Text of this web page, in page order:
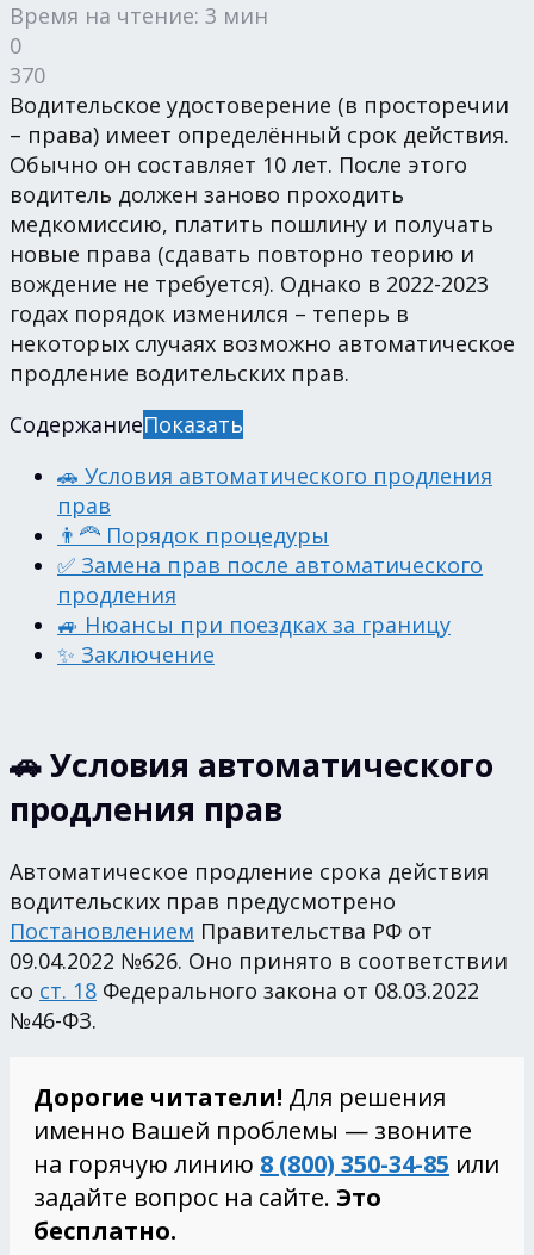
Время на чтение: 3 мин
0
370
Водительское удостоверение (в просторечии
– права) имеет определённый срок действия.
Обычно он составляет 10 лет. После этого
водитель должен заново проходить
медкомиссию, платить пошлину и получать
новые права (сдавать повторно теорию и
вождение не требуется). Однако в 2022-2023
годах порядок изменился – теперь в
некоторых случаях возможно автоматическое
продление водительских прав.
СодержаниеПоказать
🚗 Условия автоматического продления
прав
👨‍🦰 Порядок процедуры
✅ Замена прав после автоматического
продления
🚙 Нюансы при поездках за границу
✨ Заключение
🚗 Условия автоматического
продления прав
Автоматическое продление срока действия
водительских прав предусмотрено
Постановлением Правительства РФ от
09.04.2022 №626. Оно принято в соответствии
со ст. 18 Федерального закона от 08.03.2022
№46-ФЗ.
Дорогие читатели! Для решения
именно Вашей проблемы — звоните
на горячую линию 8 (800) 350-34-85 или
задайте вопрос на сайте. Это
бесплатно.